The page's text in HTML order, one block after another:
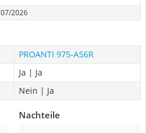
07/2026
PROANTI 975-A56R
Ja | Ja
Nein | Ja
Nachteile